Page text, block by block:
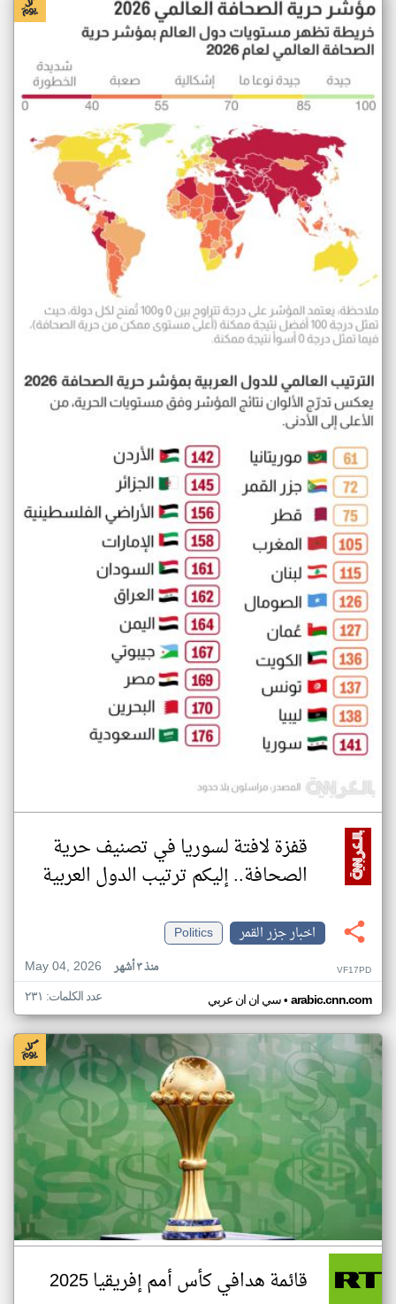
قفزة لافتة لسوريا في تصنيف حرية
الصحافة.. إليكم ترتيب الدول العربية
اخبار جزر القمر
Politics
May 04, 2026
منذ ٣ أشهر VF17PD
سي ان ان عربي• arabic.cnn.com عدد الكلمات: ٢٣١
قائمة هدافي كأس أمم إفريقيا 2025